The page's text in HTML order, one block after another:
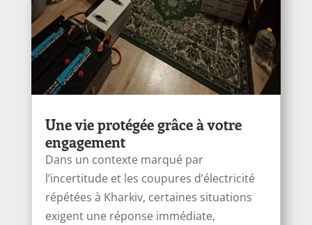
Une vie protégée grâce à votre
engagement
Dans un contexte marqué par
l’incertitude et les coupures d’électricité
répétées à Kharkiv, certaines situations
exigent une réponse immédiate,